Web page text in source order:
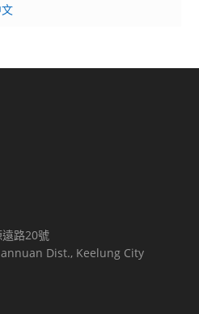
路20號
Dist., Keelung City